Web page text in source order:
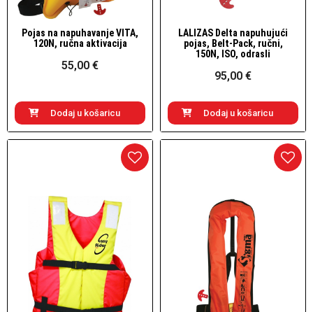
Brzi pogled
Pojas na napuhavanje VITA,
120N, ručna aktivacija
55,00 €
Dodaj u košaricu
Brzi pogled
LALIZAS Delta napuhujući
pojas, Belt-Pack, ručni,
150N, ISO, odrasli
95,00 €
Dodaj u košaricu